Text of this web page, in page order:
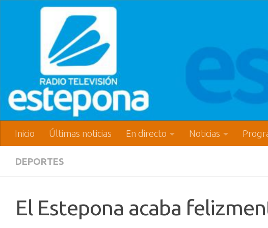
Inicio Últimas noticias En directo Noticias
DEPORTES
El Estepona acaba